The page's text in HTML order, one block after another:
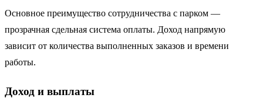
Основное преимущество сотрудничества с парком —
прозрачная сдельная система оплаты. Доход напрямую
зависит от количества выполненных заказов и времени
работы.
Доход и выплаты